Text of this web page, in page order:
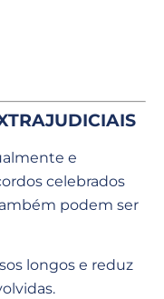
e
celebrados
podem ser
longos e reduz